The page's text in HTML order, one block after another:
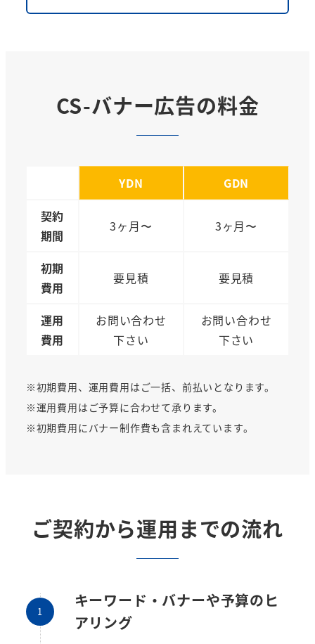
CS-バナー広告の料金
YDN
GDN
契約
期間
3ヶ月〜 3ヶ月〜
初期
費用
要見積 要見積
運用
費用
お問い合わせ
下さい
お問い合わせ
下さい
※初期費用、運用費用はご一括、前払いとなります。
※運用費用はご予算に合わせて承ります。
※初期費用にバナー制作費も含まれえています。
ご契約から運用までの流れ
キーワード・バナーや予算のヒ
アリング